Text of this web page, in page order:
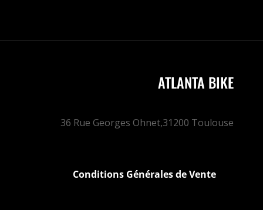
ATLANTA BIKE
36 Rue Georges Ohnet,31200 Toulouse
Conditions Générales de Vente